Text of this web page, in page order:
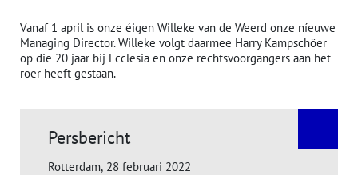
Vanaf 1 april is onze éigen Willeke van de Weerd onze níeuwe
Managing Director. Willeke volgt daarmee Harry Kampschöer
op die 20 jaar bij Ecclesia en onze rechtsvoorgangers aan het
roer heeft gestaan.
Persbericht
Rotterdam, 28 februari 2022